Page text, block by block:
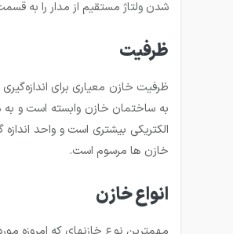
شدن ولتاژ مستقیم از مدار را به
ظرفیت
ظرفیت خازن معیاری برای
به ساختمان خازن وابسته است و به
خازن ها مرسوم است.
انواع خازن